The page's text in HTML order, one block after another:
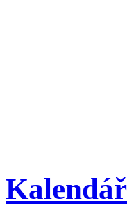
Kalendář